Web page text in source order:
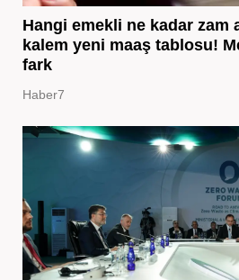
Hangi emekli ne kadar zam
kalem yeni maaş tablosu!
fark
Haber7